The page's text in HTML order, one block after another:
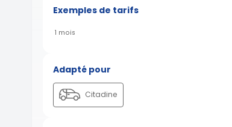
Exemples de tarifs
1 mois
Adapté pour
Citadine